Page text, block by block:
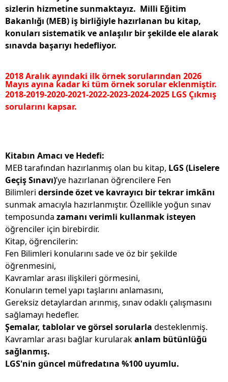
sizlerin hizmetine sunmaktayız. Milli Eğitim
Bakanlığı (MEB) iş birliğiyle hazırlanan bu kitap,
konuları sistematik ve anlaşılır bir şekilde ele alarak
sınavda başarıyı hedefliyor.
2018 Aralık ayındaki ilk örnek sorularından 2026
Mayıs ayına kadar ki tüm örnek sorular eklenmiştir.
2018-2019-2020-2021-2022-2023-2024-2025 LGS Çıkmış
sorularını kapsar.
Kitabın Amacı ve Hedefi:
MEB tarafından hazırlanmış olan bu kitap, LGS(Liselere
Geçiş Sınavı)’ye hazırlanan öğrencilere Fen
Bilimleri dersinde özet ve kavrayıcı bir tekrar imkânı
sunmak amacıyla hazırlanmıştır. Özellikle yoğun sınav
temposunda zamanı verimli kullanmak isteyen
öğrenciler için birebirdir.
Kitap, öğrencilerin:
Fen Bilimleri konularını sade ve öz bir şekilde
öğrenmesini,
Kavramlar arası ilişkileri görmesini,
Konuların temel yapı taşlarını anlamasını,
Gereksiz detaylardan arınmış, sınav odaklı çalışmasını
sağlamayı hedefler.
Şemalar, tablolar ve görsel sorularla desteklenmiş.
Kavramlar arası bağlar kurularakanlam bütünlüğü
sağlanmış.
LGS'nin güncel müfredatına %100 uyumlu.